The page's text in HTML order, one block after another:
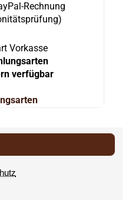
verfügbar